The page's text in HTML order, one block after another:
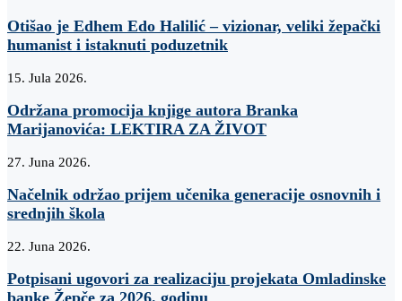
Otišao je Edhem Edo Halilić – vizionar, veliki žepački
humanist i istaknuti poduzetnik
15. Jula 2026.
Održana promocija knjige autora Branka
Marijanovića: LEKTIRA ZA ŽIVOT
27. Juna 2026.
Načelnik održao prijem učenika generacije osnovnih i
srednjih škola
22. Juna 2026.
Potpisani ugovori za realizaciju projekata Omladinske